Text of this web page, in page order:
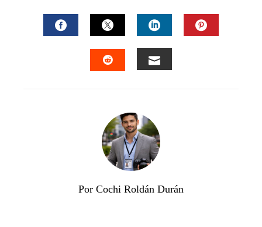
FACEBOOKTWITTERLINKEDIN
Por Cochi Roldán Durán